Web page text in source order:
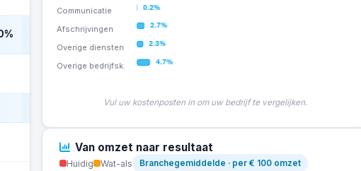
Vul uw kostenposten in om uw bedrijf te vergelijken.
Van omzet naar resultaat
Huidig Wat-als Branchegemiddelde · per € 100 omzet